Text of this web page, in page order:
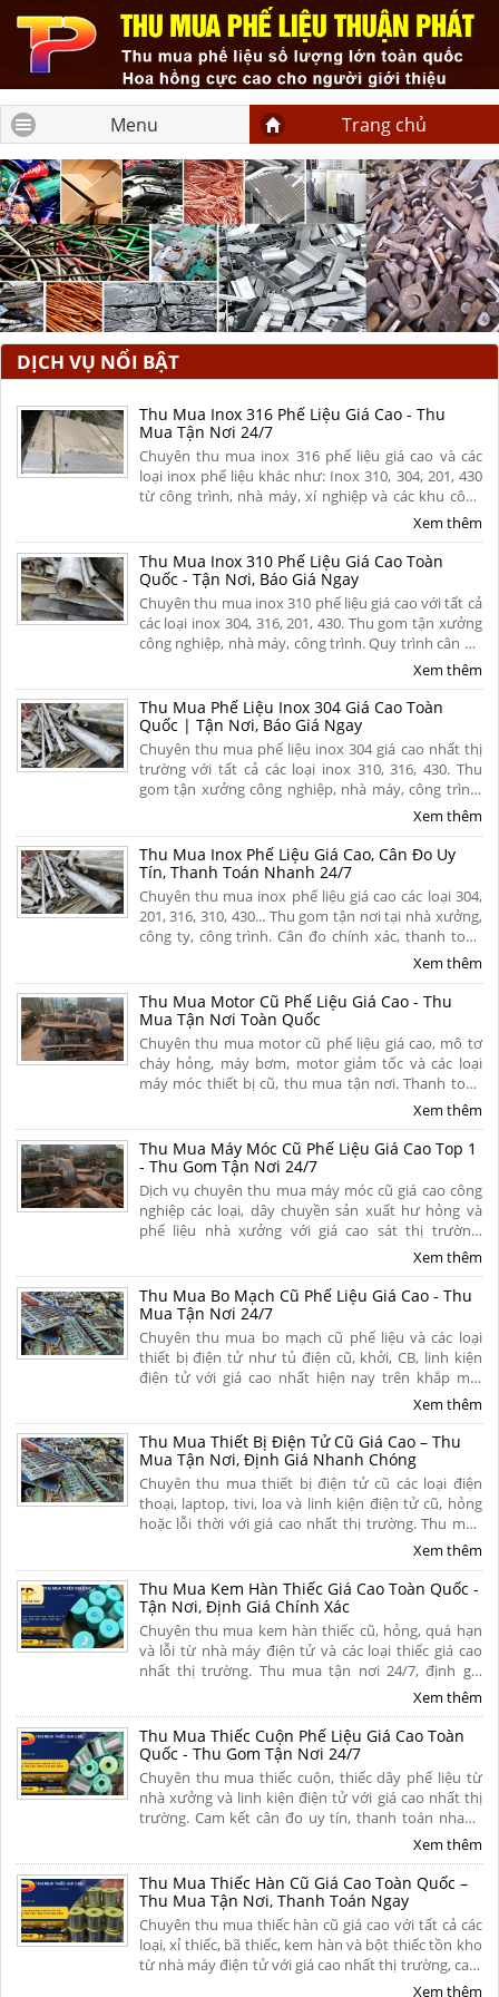
Menu Trang chủ
DỊCH VỤ NỔI BẬT
Thu Mua Inox 316 Phế Liệu Giá Cao - Thu
Mua Tận Nơi 24/7
Chuyên thu mua inox 316 phế liệu giá cao và các
loại inox phế liệu khác như: Inox 310, 304, 201, 430
từ công trình, nhà máy, xí nghiệp và các khu công
nghiệp trên khắp mọi miền tổ quốc. Thu mua tận
Xem thêm
Thu Mua Inox 310 Phế Liệu Giá Cao Toàn
Quốc - Tận Nơi, Báo Giá Ngay
Chuyên thu mua inox 310 phế liệu giá cao với tất cả
các loại inox 304, 316, 201, 430. Thu gom tận xưởng
công nghiệp, nhà máy, công trình. Quy trình cân đo
uy tín, thanh toán nhanh. Hoa hồng cao. Liên hệ
Xem thêm
Thu Mua Phế Liệu Inox 304 Giá Cao Toàn
Quốc | Tận Nơi, Báo Giá Ngay
Chuyên thu mua phế liệu inox 304 giá cao nhất thị
trường với tất cả các loại inox 310, 316, 430. Thu
gom tận xưởng công nghiệp, nhà máy, công trình.
Quy trình cân đo uy tín, thanh toán nhanh. Hoa
Xem thêm
Thu Mua Inox Phế Liệu Giá Cao, Cân Đo Uy
Tín, Thanh Toán Nhanh 24/7
Chuyên thu mua inox phế liệu giá cao các loại 304,
201, 316, 310, 430... Thu gom tận nơi tại nhà xưởng,
công ty, công trình. Cân đo chính xác, thanh toán
liền tay 1 lần, chiết khấu hoa hồng cao cho người
Xem thêm
Thu Mua Motor Cũ Phế Liệu Giá Cao - Thu
Mua Tận Nơi Toàn Quốc
Chuyên thu mua motor cũ phế liệu giá cao, mô tơ
cháy hỏng, máy bơm, motor giảm tốc và các loại
máy móc thiết bị cũ, thu mua tận nơi. Thanh toán
tiền mặt nhanh gọn, bốc xếp trong ngày, có hoa
Xem thêm
Thu Mua Máy Móc Cũ Phế Liệu Giá Cao Top 1
- Thu Gom Tận Nơi 24/7
Dịch vụ chuyên thu mua máy móc cũ giá cao công
nghiệp các loại, dây chuyền sản xuất hư hỏng và
phế liệu nhà xưởng với giá cao sát thị trường.
Chúng tôi cam kết thanh toán nhanh chóng, tháo
Xem thêm
Thu Mua Bo Mạch Cũ Phế Liệu Giá Cao - Thu
Mua Tận Nơi 24/7
Chuyên thu mua bo mạch cũ phế liệu và các loại
thiết bị điện tử như tủ điện cũ, khởi, CB, linh kiện
điện tử với giá cao nhất hiện nay trên khắp mọi
miền tổ quốc. Cam kết thu mua tận nơi, uy tín,
Xem thêm
Thu Mua Thiết Bị Điện Tử Cũ Giá Cao – Thu
Mua Tận Nơi, Định Giá Nhanh Chóng
Chuyên thu mua thiết bị điện tử cũ các loại điện
thoại, laptop, tivi, loa và linh kiện điện tử cũ, hỏng
hoặc lỗi thời với giá cao nhất thị trường. Thu mua
tận nơi, thủ tục nhanh gọn, thanh toán nhanh dứt
Xem thêm
Thu Mua Kem Hàn Thiếc Giá Cao Toàn Quốc -
Tận Nơi, Định Giá Chính Xác
Chuyên thu mua kem hàn thiếc cũ, hỏng, quá hạn
và lỗi từ nhà máy điện tử và các loại thiếc giá cao
nhất thị trường. Thu mua tận nơi 24/7, định giá
minh bạch theo hàm lượng thiếc, thanh toán
Xem thêm
Thu Mua Thiếc Cuộn Phế Liệu Giá Cao Toàn
Quốc - Thu Gom Tận Nơi 24/7
Chuyên thu mua thiếc cuộn, thiếc dây phế liệu từ
nhà xưởng và linh kiện điện tử với giá cao nhất thị
trường. Cam kết cân đo uy tín, thanh toán nhanh
một lần, vận chuyển tận nơi và chiết khấu hoa hồng
Xem thêm
Thu Mua Thiếc Hàn Cũ Giá Cao Toàn Quốc –
Thu Mua Tận Nơi, Thanh Toán Ngay
Chuyên thu mua thiếc hàn cũ giá cao với tất cả các
loại, xỉ thiếc, bã thiếc, kem hàn và bột thiếc tồn kho
từ nhà máy điện tử với giá cao nhất thị trường, cam
kết định giá minh bạch, bốc xếp tận nơi và thanh
Xem thêm